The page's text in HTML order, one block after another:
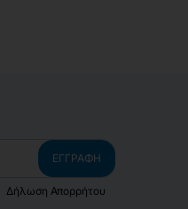
ΕΓΓΡΑΦΉ
Δήλωση Απορρήτου